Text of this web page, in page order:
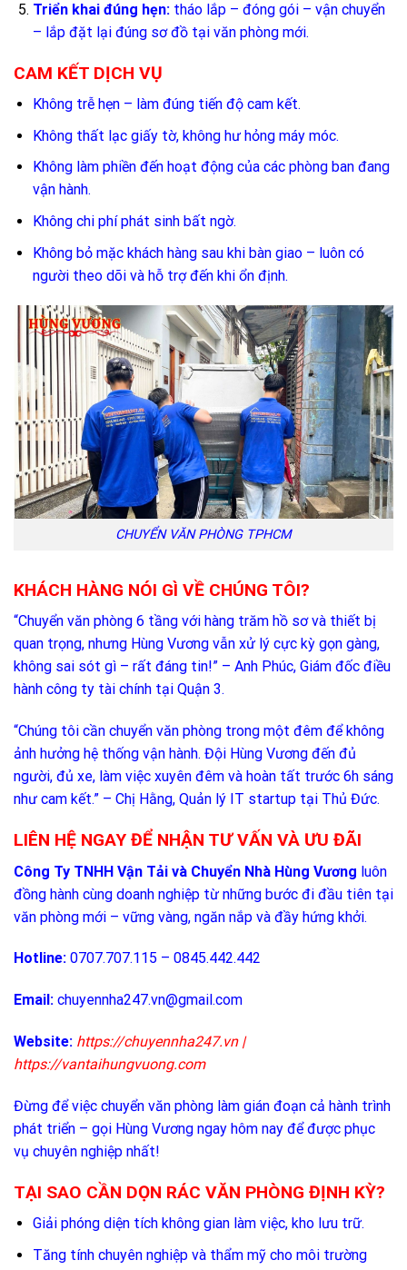
Triển khai đúng hẹn:tháo lắp – đóng gói – vận chuyển
– lắp đặt lại đúng sơ đồ tại văn phòng mới.
CAM KẾT DỊCH VỤ
Không trễ hẹn – làm đúng tiến độ cam kết.
Không thất lạc giấy tờ, không hư hỏng máy móc.
Không làm phiền đến hoạt động của các phòng ban đang
vận hành.
Không chi phí phát sinh bất ngờ.
Không bỏ mặc khách hàng sau khi bàn giao – luôn có
người theo dõi và hỗ trợ đến khi ổn định.
CHUYỂN VĂN PHÒNG TPHCM
KHÁCH HÀNG NÓI GÌ VỀ CHÚNG TÔI?
“Chuyển văn phòng 6 tầng với hàng trăm hồ sơ và thiết bị
quan trọng, nhưng Hùng Vương vẫn xử lý cực kỳ gọn gàng,
không sai sót gì – rất đáng tin!” – Anh Phúc, Giám đốc điều
hành công ty tài chính tại Quận 3.
“Chúng tôi cần chuyển văn phòng trong một đêm để không
ảnh hưởng hệ thống vận hành. Đội Hùng Vương đến đủ
người, đủ xe, làm việc xuyên đêm và hoàn tất trước 6h sáng
như cam kết.” – Chị Hằng, Quản lý IT startup tại Thủ Đức.
LIÊN HỆ NGAY ĐỂ NHẬN TƯ VẤN VÀ ƯU ĐÃI
Công Ty TNHH Vận Tải và Chuyển Nhà Hùng Vương luôn
đồng hành cùng doanh nghiệp từ những bước đi đầu tiên tại
văn phòng mới – vững vàng, ngăn nắp và đầy hứng khởi.
Hotline: 0707.707.115 – 0845.442.442
Email: chuyennha247.vn@gmail.com
Website: https://chuyennha247.vn|
https://vantaihungvuong.com
Đừng để việc chuyển văn phòng làm gián đoạn cả hành trình
phát triển – gọi Hùng Vương ngay hôm nay để được phục
vụ chuyên nghiệp nhất!
TẠI SAO CẦN DỌN RÁC VĂN PHÒNG ĐỊNH KỲ?
Giải phóng diện tích không gian làm việc, kho lưu trữ.
Tăng tính chuyên nghiệp và thẩm mỹ cho môi trường